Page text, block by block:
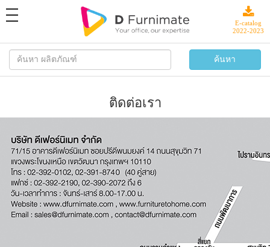
toggle
navigation
E-catalog
2022-2023
ติดต่อเรา